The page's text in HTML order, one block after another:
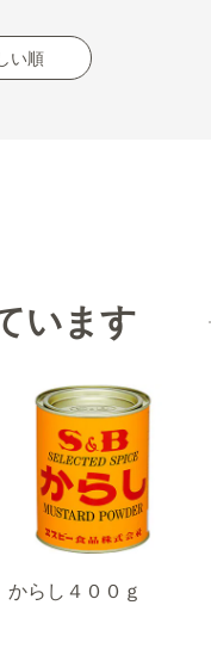
い順
います
からし４００ｇ